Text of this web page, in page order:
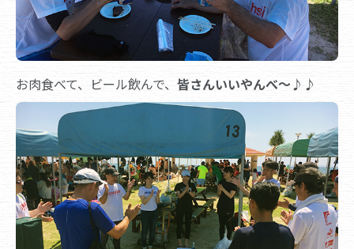
お肉食べて、ビール飲んで、 皆さんいいやんべ～♪♪